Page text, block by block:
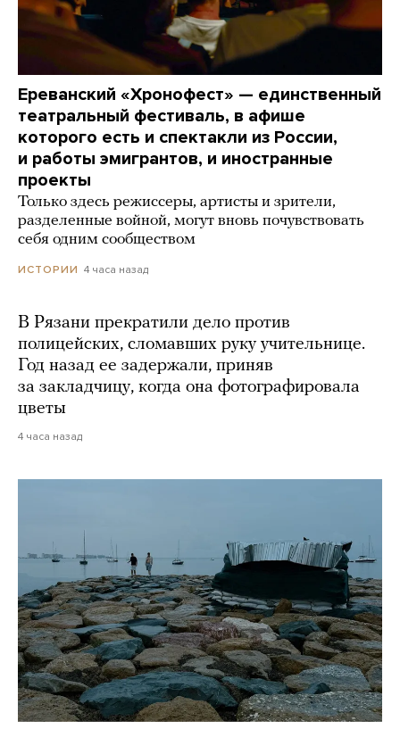
Ереванский «Хронофест» — единственный
театральный фестиваль, в афише
которого есть и спектакли из России,
и работы эмигрантов, и иностранные
проекты
Только здесь режиссеры, артисты и зрители,
разделенные войной, могут вновь почувствовать
себя одним сообществом
ИСТОРИИ 4 часа назад
В Рязани прекратили дело против
полицейских, сломавших руку учительнице.
Год назад ее задержали, приняв
за закладчицу, когда она фотографировала
цветы
4 часа назад